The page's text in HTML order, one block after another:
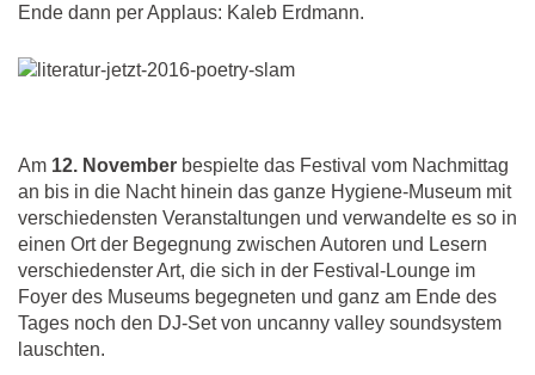
Ende dann per Applaus: Kaleb Erdmann.
Am 12. November bespielte das Festival vom Nachmittag
an bis in die Nacht hinein das ganze Hygiene-Museum mit
verschiedensten Veranstaltungen und verwandelte es so in
einen Ort der Begegnung zwischen Autoren und Lesern
verschiedenster Art, die sich in der Festival-Lounge im
Foyer des Museums begegneten und ganz am Ende des
Tages noch den DJ-Set von uncanny valley soundsystem
lauschten.